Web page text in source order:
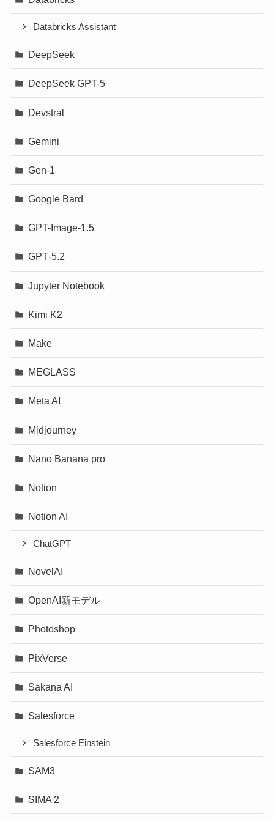
Databricks Assistant
DeepSeek
DeepSeek GPT-5
Devstral
Gemini
Gen-1
Google Bard
GPT-Image-1.5
GPT‐5.2
Jupyter Notebook
Kimi K2
Make
MEGLASS
Meta AI
Midjourney
Nano Banana pro
Notion
Notion AI
ChatGPT
NovelAI
OpenAI新モデル
Photoshop
PixVerse
Sakana AI
Salesforce
Salesforce Einstein
SAM3
SIMA 2